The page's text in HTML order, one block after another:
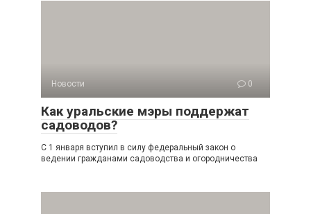
Новости 0
Как уральские мэры поддержат
садоводов?
С 1 января вступил в силу федеральный закон о
ведении гражданами садоводства и огородничества